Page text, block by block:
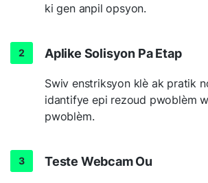
ki gen anpil opsyon.
Aplike Solisyon Pa Etap
Swiv enstriksyon klè ak pratik
idantifye epi rezoud pwoblèm
pwoblèm.
Teste Webcam Ou